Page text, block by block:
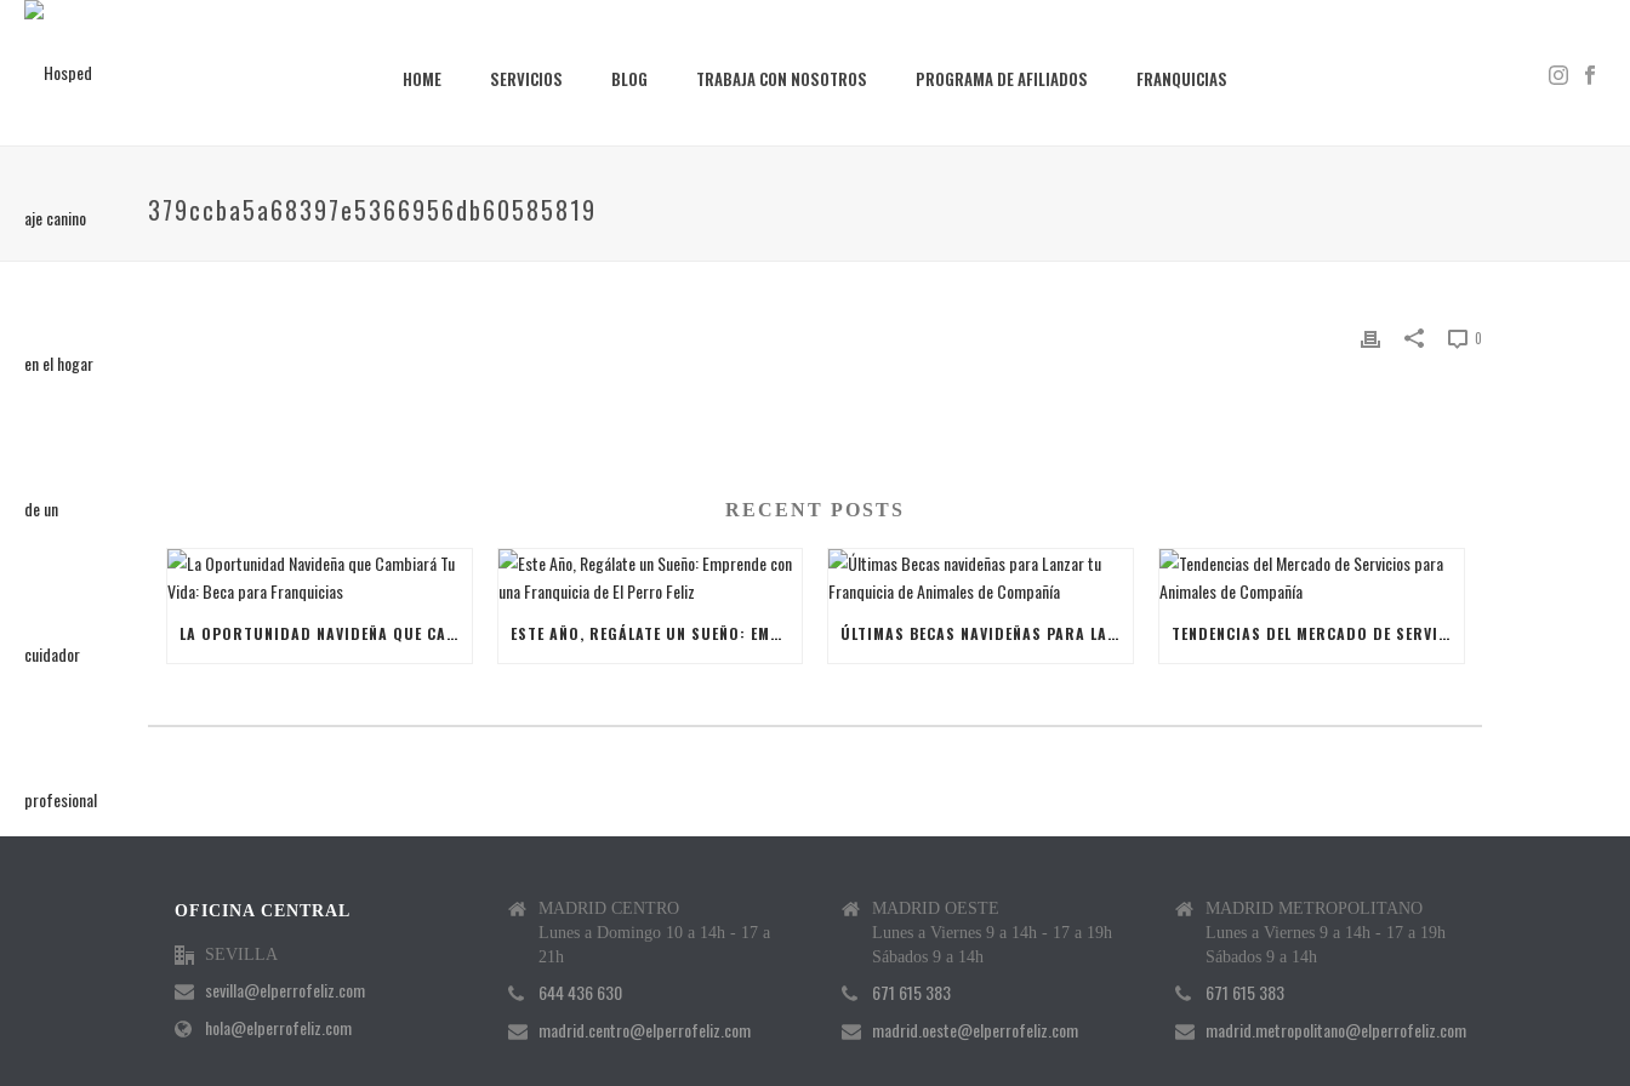
HOME SERVICIOS BLOG TRABAJA CON NOSOTROS PROGRAMA DE AFILIADOS FRANQUICIAS
379ccba5a68397e5366956db60585819
0
RECENT POSTS
LA OPORTUNIDAD NAVIDEÑA QUE CAMBIARÁ TU VIDA: BECA PARA FRANQUICIAS ESTE AÑO, REGÁLATE UN SUEÑO: EMPRENDE CON UNA FRANQUICIA DE EL PERRO FELIZ ÚLTIMAS BECAS NAVIDEÑAS PARA LANZAR TU FRANQUICIA DE ANIMALES DE COMPAÑÍA TENDENCIAS DEL MERCADO DE SERVICIOS PARA ANIMALES DE COMPAÑÍA
OFICINA CENTRAL
SEVILLA
sevilla@elperrofeliz.com
hola@elperrofeliz.com
MADRID CENTRO
Lunes a Domingo 10 a 14h - 17 a
21h
644 436 630
madrid.centro@elperrofeliz.com
MADRID OESTE
Lunes a Viernes 9 a 14h - 17 a 19h
Sábados 9 a 14h
671 615 383
madrid.oeste@elperrofeliz.com
MADRID METROPOLITANO
Lunes a Viernes 9 a 14h - 17 a 19h
Sábados 9 a 14h
671 615 383
madrid.metropolitano@elperrofeliz.com